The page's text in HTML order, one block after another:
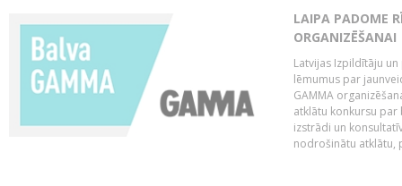
LAIPA PADOME
ORGANIZĒŠANAI
Latvijas Izpildītāju
lēmumus par
GAMMA
atklātu konkursu par
izstrādi un
nodrošinātu atklātu,